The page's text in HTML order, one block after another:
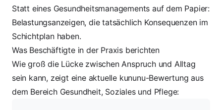
Statt eines Gesundheitsmanagements auf dem Papier:
Belastungsanzeigen, die tatsächlich Konsequenzen im
Schichtplan haben.
Was Beschäftigte in der Praxis berichten
Wie groß die Lücke zwischen Anspruch und Alltag
sein kann, zeigt eine aktuelle kununu-Bewertung aus
dem Bereich Gesundheit, Soziales und Pflege: